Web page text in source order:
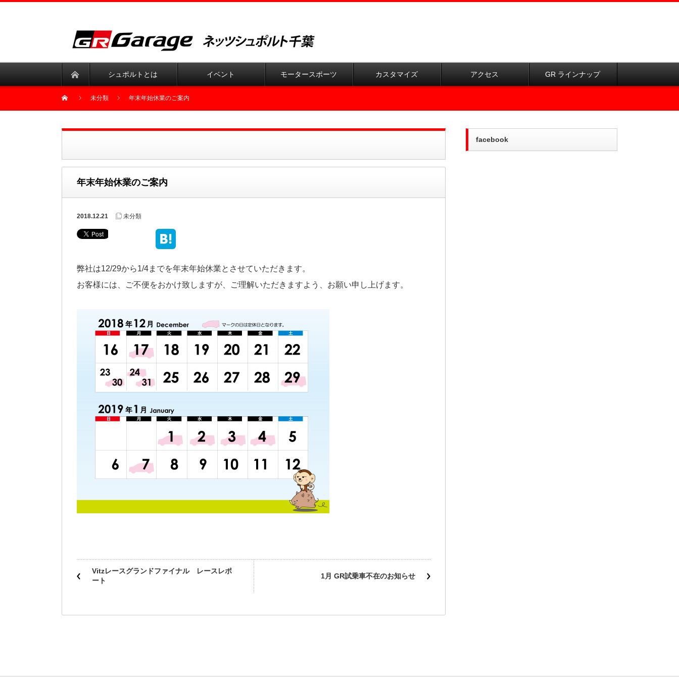
シュポルトとは イベント モータースポーツ カスタマイズ アクセス GR ラインナップ
未分類 年末年始休業のご案内
年末年始休業のご案内
2018.12.21 未分類
弊社は12/29から1/4までを年末年始休業とさせていただきます。
お客様には、ご不便をおかけ致しますが、ご理解いただきますよう、お願い申し上げます。
Vitzレースグランドファイナル レースレポ
ート
1月 GR試乗車不在のお知らせ
facebook